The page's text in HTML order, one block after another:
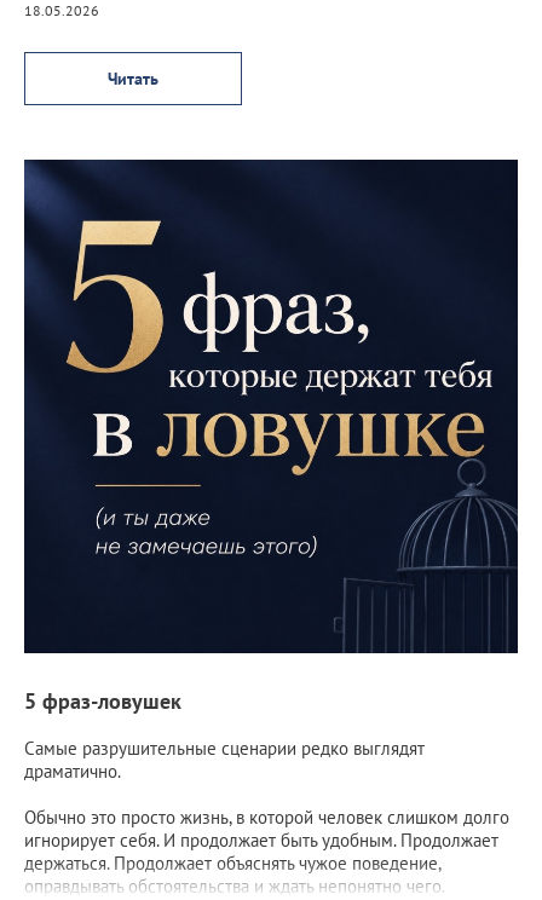
18.05.2026
Читать
5 фраз-ловушек
Самые разрушительные сценарии редко выглядят
драматично.
Обычно это просто жизнь, в которой человек слишком долго
игнорирует себя. И продолжает быть удобным. Продолжает
держаться. Продолжает объяснять чужое поведение,
оправдывать обстоятельства и ждать непонятно чего.